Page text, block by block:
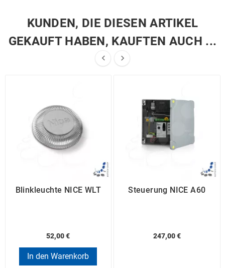
KUNDEN, DIE DIESEN ARTIKEL
GEKAUFT HABEN, KAUFTEN AUCH ...
 
Blinkleuchte NICE WLT
52,00 €
In den Warenkorb
Steuerung NICE A60
247,00 €